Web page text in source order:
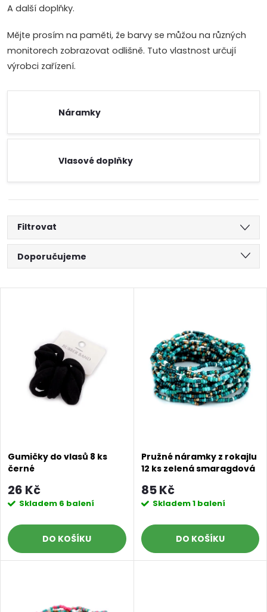
A další doplňky.
Mějte prosím na paměti, že barvy se můžou na různých
monitorech zobrazovat odlišně. Tuto vlastnost určují
výrobci zařízení.
Náramky
Vlasové doplňky
Filtrovat
Ř
a
r
o
d
u
Doporučujeme
p
r
o
d
u
Gumičky do vlasů 8 ks
černé
26 Kč
Skladem 6 balení
DO KOŠÍKU
Pružné náramky z rokajlu
12 ks zelená smaragdová
85 Kč
Skladem1 balení
DO KOŠÍKU